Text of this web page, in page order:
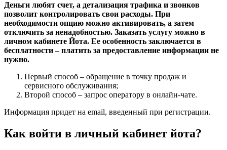
Деньги любят счет, а детализация трафика и звонков
позволит контролировать свои расходы. При
необходимости опцию можно активировать, а затем
отключить за ненадобностью. Заказать услугу можно в
личном кабинете Йота. Ее особенность заключается в
бесплатности – платить за предоставление информации не
нужно.
Первый способ – обращение в точку продаж и
сервисного обслуживания;
Второй способ – запрос оператору в онлайн-чате.
Информация придет на email, введенный при регистрации.
Как войти в личный кабинет йота?